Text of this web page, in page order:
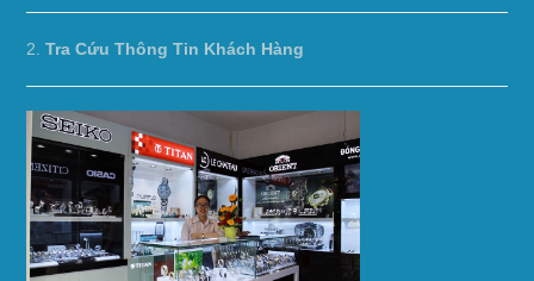
2.Tra Cứu Thông Tin Khách Hàng